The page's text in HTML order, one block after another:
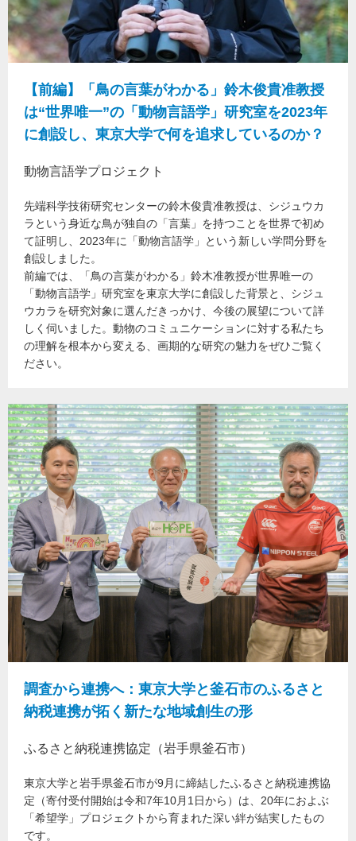
【前編】「鳥の言葉がわかる」鈴木俊貴准教授
は“世界唯一”の「動物言語学」研究室を2023年
に創設し、東京大学で何を追求しているのか？
動物言語学プロジェクト
先端科学技術研究センターの鈴木俊貴准教授は、シジュウカ
ラという身近な鳥が独自の「言葉」を持つことを世界で初め
て証明し、2023年に「動物言語学」という新しい学問分野を
創設しました。
前編では、「鳥の言葉がわかる」鈴木准教授が世界唯一の
「動物言語学」研究室を東京大学に創設した背景と、シジュ
ウカラを研究対象に選んだきっかけ、今後の展望について詳
しく伺いました。動物のコミュニケーションに対する私たち
の理解を根本から変える、画期的な研究の魅力をぜひご覧く
ださい。
調査から連携へ：東京大学と釜石市のふるさと
納税連携が拓く新たな地域創生の形
ふるさと納税連携協定（岩手県釜石市）
東京大学と岩手県釜石市が9月に締結したふるさと納税連携協
定（寄付受付開始は令和7年10月1日から）は、20年におよぶ
「希望学」プロジェクトから育まれた深い絆が結実したもの
です。